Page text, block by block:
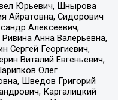
Юрьевич, Шнырова
Айратовна, Сидорович
Алексеевич,
Анна Валерьевна,
Сергей Георгиевич,
Виталий Евгеньевич,
Олег
Шведов Григорий
Каргалицкий